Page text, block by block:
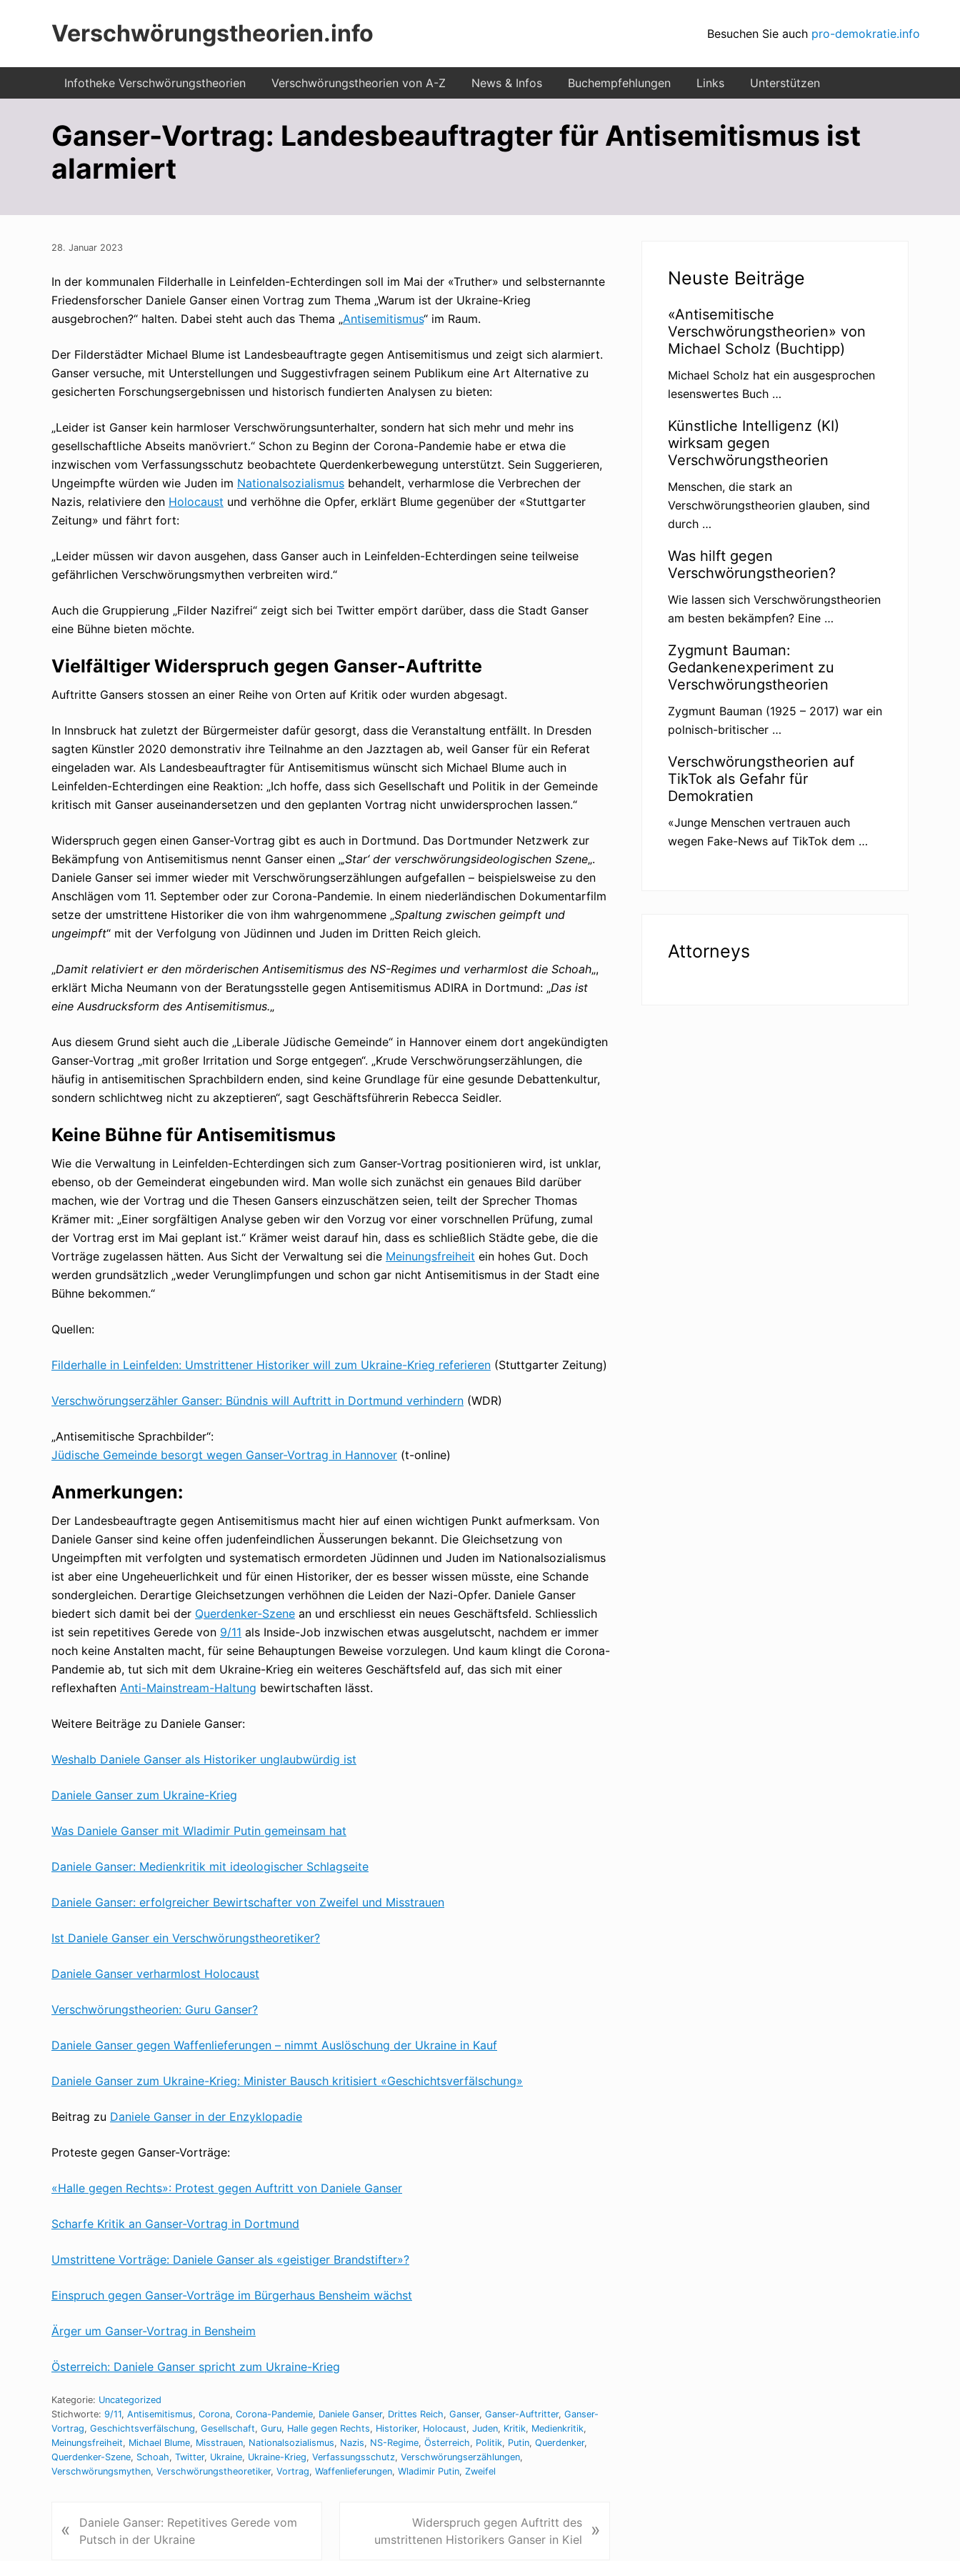
Hauptnavigation
SeitenspalteVerschwörungstheorien.info
Beiträge
zu
Merkmalen,
Funktionen
und
konspirationistischen
rechts
Besuchen Sie auch pro-demokratie.info
Infotheke Verschwörungstheorien Verschwörungstheorien von A-Z News & Infos Buchempfehlungen Links Unterstützen
Ganser-Vortrag: Landesbeauftragter für Antisemitismus ist
alarmiert
28. Januar 2023
In der kommunalen Filderhalle in Leinfelden-Echterdingen soll im Mai der «Truther» und selbsternannte
Friedensforscher Daniele Ganser einen Vortrag zum Thema „Warum ist der Ukraine-Krieg
ausgebrochen?“ halten. Dabei steht auch das Thema „Antisemitismus“ im Raum.
Der Filderstädter Michael Blume ist Landesbeauftragte gegen Antisemitismus und zeigt sich alarmiert.
Ganser versuche, mit Unterstellungen und Suggestivfragen seinem Publikum eine Art Alternative zu
gesicherten Forschungsergebnissen und historisch fundierten Analysen zu bieten:
„Leider ist Ganser kein harmloser Verschwörungsunterhalter, sondern hat sich mehr und mehr ins
gesellschaftliche Abseits manövriert.“ Schon zu Beginn der Corona-Pandemie habe er etwa die
inzwischen vom Verfassungsschutz beobachtete Querdenkerbewegung unterstützt. Sein Suggerieren,
Ungeimpfte würden wie Juden im Nationalsozialismus behandelt, verharmlose die Verbrechen der
Nazis, relativiere den Holocaust und verhöhne die Opfer, erklärt Blume gegenüber der «Stuttgarter
Zeitung» und fährt fort:
„Leider müssen wir davon ausgehen, dass Ganser auch in Leinfelden-Echterdingen seine teilweise
gefährlichen Verschwörungsmythen verbreiten wird.“
Auch die Gruppierung „Filder Nazifrei“ zeigt sich bei Twitter empört darüber, dass die Stadt Ganser
eine Bühne bieten möchte.
Vielfältiger Widerspruch gegen Ganser-Auftritte
Auftritte Gansers stossen an einer Reihe von Orten auf Kritik oder wurden abgesagt.
In Innsbruck hat zuletzt der Bürgermeister dafür gesorgt, dass die Veranstaltung entfällt. In Dresden
sagten Künstler 2020 demonstrativ ihre Teilnahme an den Jazztagen ab, weil Ganser für ein Referat
eingeladen war. Als Landesbeauftragter für Antisemitismus wünscht sich Michael Blume auch in
Leinfelden-Echterdingen eine Reaktion: „Ich hoffe, dass sich Gesellschaft und Politik in der Gemeinde
kritisch mit Ganser auseinandersetzen und den geplanten Vortrag nicht unwidersprochen lassen.“
Widerspruch gegen einen Ganser-Vortrag gibt es auch in Dortmund. Das Dortmunder Netzwerk zur
Bekämpfung von Antisemitismus nennt Ganser einen „‚Star‘ der verschwörungsideologischen Szene„.
Daniele Ganser sei immer wieder mit Verschwörungserzählungen aufgefallen – beispielsweise zu den
Anschlägen vom 11. September oder zur Corona-Pandemie. In einem niederländischen Dokumentarfilm
setze der umstrittene Historiker die von ihm wahrgenommene „Spaltung zwischen geimpft und
ungeimpft“ mit der Verfolgung von Jüdinnen und Juden im Dritten Reich gleich.
„Damit relativiert er den mörderischen Antisemitismus des NS-Regimes und verharmlost die Schoah„,
erklärt Micha Neumann von der Beratungsstelle gegen Antisemitismus ADIRA in Dortmund: „Das ist
eine Ausdrucksform des Antisemitismus.„
Aus diesem Grund sieht auch die „Liberale Jüdische Gemeinde“ in Hannover einem dort angekündigten
Ganser-Vortrag „mit großer Irritation und Sorge entgegen“. „Krude Verschwörungserzählungen, die
häufig in antisemitischen Sprachbildern enden, sind keine Grundlage für eine gesunde Debattenkultur,
sondern schlichtweg nicht zu akzeptieren“, sagt Geschäftsführerin Rebecca Seidler.
Keine Bühne für Antisemitismus
Wie die Verwaltung in Leinfelden-Echterdingen sich zum Ganser-Vortrag positionieren wird, ist unklar,
ebenso, ob der Gemeinderat eingebunden wird. Man wolle sich zunächst ein genaues Bild darüber
machen, wie der Vortrag und die Thesen Gansers einzuschätzen seien, teilt der Sprecher Thomas
Krämer mit: „Einer sorgfältigen Analyse geben wir den Vorzug vor einer vorschnellen Prüfung, zumal
der Vortrag erst im Mai geplant ist.“ Krämer weist darauf hin, dass es schließlich Städte gebe, die die
Vorträge zugelassen hätten. Aus Sicht der Verwaltung sei die Meinungsfreiheit ein hohes Gut. Doch
werden grundsätzlich „weder Verunglimpfungen und schon gar nicht Antisemitismus in der Stadt eine
Bühne bekommen.“
Quellen:
Filderhalle in Leinfelden: Umstrittener Historiker will zum Ukraine-Krieg referieren (Stuttgarter Zeitung)
Verschwörungserzähler Ganser: Bündnis will Auftritt in Dortmund verhindern (WDR)
„Antisemitische Sprachbilder“:
Jüdische Gemeinde besorgt wegen Ganser-Vortrag in Hannover (t-online)
Anmerkungen:
Der Landesbeauftragte gegen Antisemitismus macht hier auf einen wichtigen Punkt aufmerksam. Von
Daniele Ganser sind keine offen judenfeindlichen Äusserungen bekannt. Die Gleichsetzung von
Ungeimpften mit verfolgten und systematisch ermordeten Jüdinnen und Juden im Nationalsozialismus
ist aber eine Ungeheuerlichkeit und für einen Historiker, der es besser wissen müsste, eine Schande
sondergleichen. Derartige Gleichsetzungen verhöhnen die Leiden der Nazi-Opfer. Daniele Ganser
biedert sich damit bei der Querdenker-Szene an und erschliesst ein neues Geschäftsfeld. Schliesslich
ist sein repetitives Gerede von 9/11 als Inside-Job inzwischen etwas ausgelutscht, nachdem er immer
noch keine Anstalten macht, für seine Behauptungen Beweise vorzulegen. Und kaum klingt die Corona-
Pandemie ab, tut sich mit dem Ukraine-Krieg ein weiteres Geschäftsfeld auf, das sich mit einer
reflexhaften Anti-Mainstream-Haltung bewirtschaften lässt.
Weitere Beiträge zu Daniele Ganser:
Weshalb Daniele Ganser als Historiker unglaubwürdig ist
Daniele Ganser zum Ukraine-Krieg
Was Daniele Ganser mit Wladimir Putin gemeinsam hat
Daniele Ganser: Medienkritik mit ideologischer Schlagseite
Daniele Ganser: erfolgreicher Bewirtschafter von Zweifel und Misstrauen
Ist Daniele Ganser ein Verschwörungstheoretiker?
Daniele Ganser verharmlost Holocaust
Verschwörungstheorien: Guru Ganser?
Daniele Ganser gegen Waffenlieferungen – nimmt Auslöschung der Ukraine in Kauf
Daniele Ganser zum Ukraine-Krieg: Minister Bausch kritisiert «Geschichtsverfälschung»
Beitrag zu Daniele Ganser in der Enzyklopadie
Proteste gegen Ganser-Vorträge:
«Halle gegen Rechts»: Protest gegen Auftritt von Daniele Ganser
Scharfe Kritik an Ganser-Vortrag in Dortmund
Umstrittene Vorträge: Daniele Ganser als «geistiger Brandstifter»?
Einspruch gegen Ganser-Vorträge im Bürgerhaus Bensheim wächst
Ärger um Ganser-Vortrag in Bensheim
Österreich: Daniele Ganser spricht zum Ukraine-Krieg
Kategorie: Uncategorized
Stichworte: 9/11, Antisemitismus, Corona, Corona-Pandemie, Daniele Ganser, Drittes Reich, Ganser, Ganser-Auftritter, Ganser-
Vortrag, Geschichtsverfälschung, Gesellschaft, Guru, Halle gegen Rechts, Historiker, Holocaust, Juden, Kritik, Medienkritik,
Meinungsfreiheit, Michael Blume, Misstrauen, Nationalsozialismus, Nazis, NS-Regime, Österreich, Politik, Putin, Querdenker,
Querdenker-Szene, Schoah, Twitter, Ukraine, Ukraine-Krieg, Verfassungsschutz, Verschwörungserzählungen,
Verschwörungsmythen, Verschwörungstheoretiker, Vortrag, Waffenlieferungen, Wladimir Putin, Zweifel
o
«
Daniele Ganser: Repetitives Gerede vom
Putsch in der Ukraine
Widerspruch gegen Auftritt des
umstrittenen Historikers Ganser in Kiel
»
Neuste Beiträge
«Antisemitische
Verschwörungstheorien» von
Michael Scholz (Buchtipp)
Michael Scholz hat ein ausgesprochen
lesenswertes Buch …
Künstliche Intelligenz (KI)
wirksam gegen
Verschwörungstheorien
Menschen, die stark an
Verschwörungstheorien glauben, sind
durch …
Was hilft gegen
Verschwörungstheorien?
Wie lassen sich Verschwörungstheorien
am besten bekämpfen? Eine …
Zygmunt Bauman:
Gedankenexperiment zu
Verschwörungstheorien
Zygmunt Bauman (1925 – 2017) war ein
polnisch-britischer …
Verschwörungstheorien auf
TikTok als Gefahr für
Demokratien
«Junge Menschen vertrauen auch
wegen Fake-News auf TikTok dem …
Attorneys